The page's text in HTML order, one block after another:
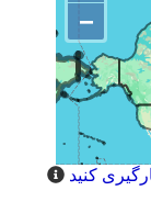
−
کنید